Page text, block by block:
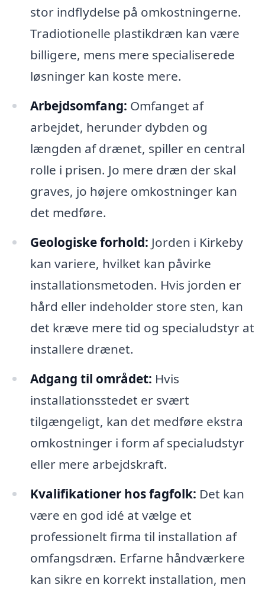
stor indflydelse på omkostningerne.
Tradiotionelle plastikdræn kan være
billigere, mens mere specialiserede
løsninger kan koste mere.
Arbejdsomfang: Omfanget af
arbejdet, herunder dybden og
længden af drænet, spiller en central
rolle i prisen. Jo mere dræn der skal
graves, jo højere omkostninger kan
det medføre.
Geologiske forhold: Jorden i Kirkeby
kan variere, hvilket kan påvirke
installationsmetoden. Hvis jorden er
hård eller indeholder store sten, kan
det kræve mere tid og specialudstyr at
installere drænet.
Adgang til området: Hvis
installationsstedet er svært
tilgængeligt, kan det medføre ekstra
omkostninger i form af specialudstyr
eller mere arbejdskraft.
Kvalifikationer hos fagfolk: Det kan
være en god idé at vælge et
professionelt firma til installation af
omfangsdræn. Erfarne håndværkere
kan sikre en korrekt installation, men